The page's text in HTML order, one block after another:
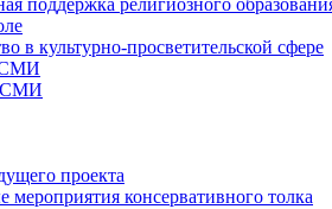
поддержка религиозного
в культурно-просветительской сфере
СМИ
СМИ
проекта
мероприятия консервативного толка